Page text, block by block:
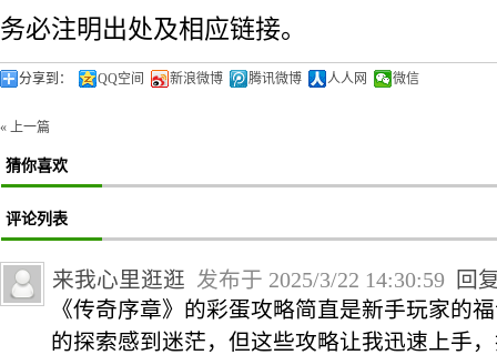
务必注明出处及相应链接。
分享到： QQ空间 新浪微博 腾讯微博 人人网 微信
« 上一篇
猜你喜欢
评论列表
来我心里逛逛 发布于 2025/3/22 14:30:59
回
《传奇序章》的彩蛋攻略简直是新手玩家的
的探索感到迷茫，但这些攻略让我迅速上手